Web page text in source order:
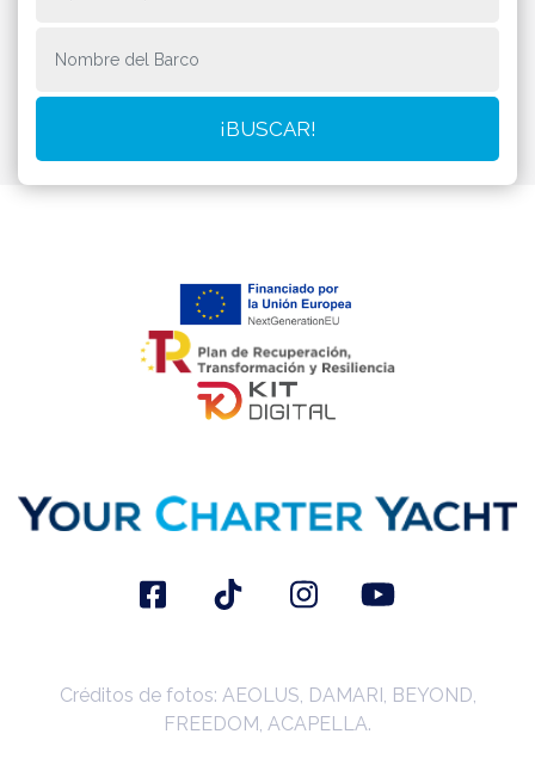
Créditos de fotos: AEOLUS, DAMARI, BEYOND,
FREEDOM, ACAPELLA.